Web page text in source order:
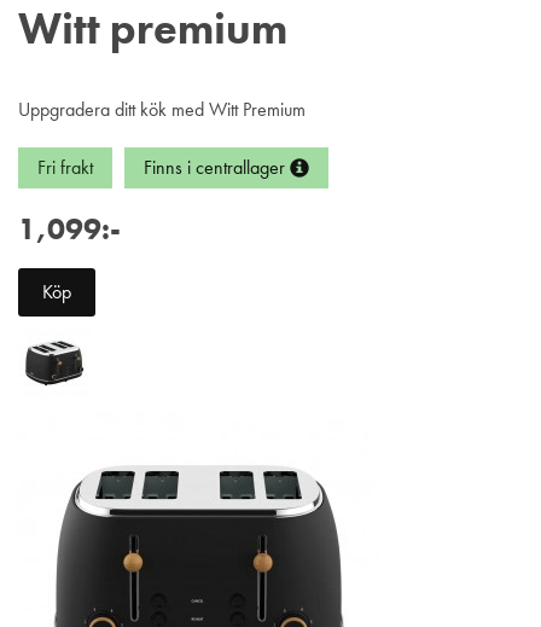
Witt premium
Uppgradera ditt kök med Witt Premium
Fri frakt Finns i centrallager
1,099:-
Köp